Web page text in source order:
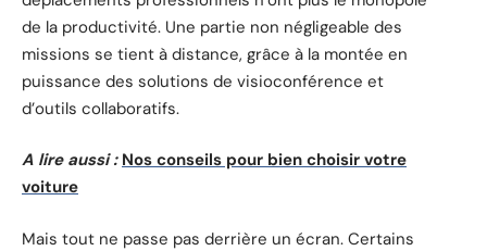
de la productivité. Une partie non négligeable des
missions se tient à distance, grâce à la montée en
puissance des solutions de visioconférence et
d’outils collaboratifs.
A lire aussi : Nos conseils pour bien choisir votre
voiture
Mais tout ne passe pas derrière un écran. Certains